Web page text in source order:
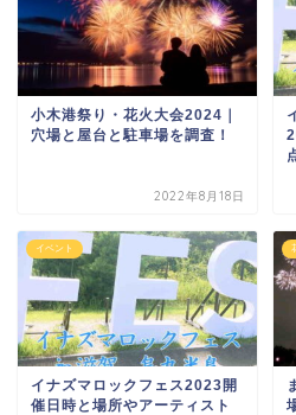
小木港祭り・花火大会2024｜
穴場と屋台と駐車場を調査！
2022年8月18日
イベント
イナズマロックフェス2023開
催日時と場所やアーティスト